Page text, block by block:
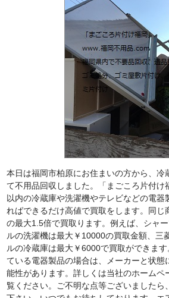
本日は福岡市柏原にお住まいの方から、冷
て不用品回収しました。「まごころ片付け
以内の冷蔵庫や洗濯機やテレビなどの電器
ればできるだけ高値で買取をします。同じ
の最大1.5倍で買取ります。例えば、シャ
ルの洗濯機は最大￥10000の買取金額、三
ルの冷蔵庫は最大￥6000で買取ができま
ている電器製品の場合は、メーカーと状態
能性があります。詳しくは当社のホームペ
覧ください。ご不明な点等ございましたら